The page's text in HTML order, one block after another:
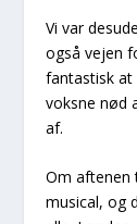
Vi var
også vejen
fantastisk at
voksne nød
af.
Om aftenen
musical, og